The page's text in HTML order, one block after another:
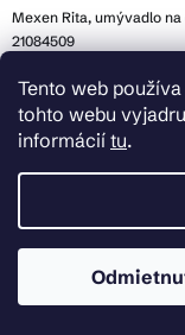
Tento web
tohto webu
informácií tu.
Mexen Rita, umývadlo
21084509